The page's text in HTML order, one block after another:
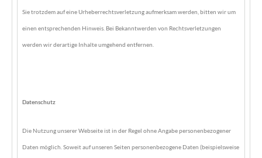
Sie trotzdem auf eine Urheberrechtsverletzung aufmerksam werden, bitten wir um
einen entsprechenden Hinweis. Bei Bekanntwerden von Rechtsverletzungen
werden wir derartige Inhalte umgehend entfernen.
Datenschutz
Die Nutzung unserer Webseite ist in der Regel ohne Angabe personenbezogener
Daten möglich. Soweit auf unseren Seiten personenbezogene Daten (beispielsweise